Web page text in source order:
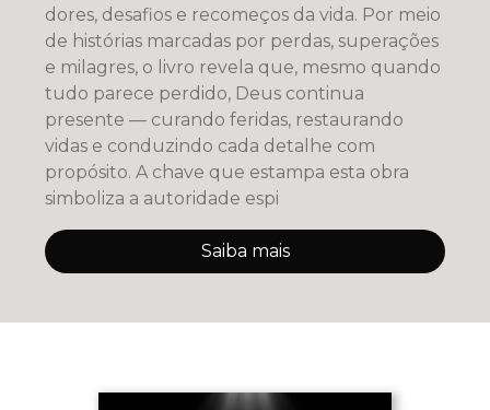
dores, desafios e recomeços da vida. Por meio
de histórias marcadas por perdas, superações
e milagres, o livro revela que, mesmo quando
tudo parece perdido, Deus continua
presente — curando feridas, restaurando
vidas e conduzindo cada detalhe com
propósito. A chave que estampa esta obra
simboliza a autoridade espi
Saiba mais